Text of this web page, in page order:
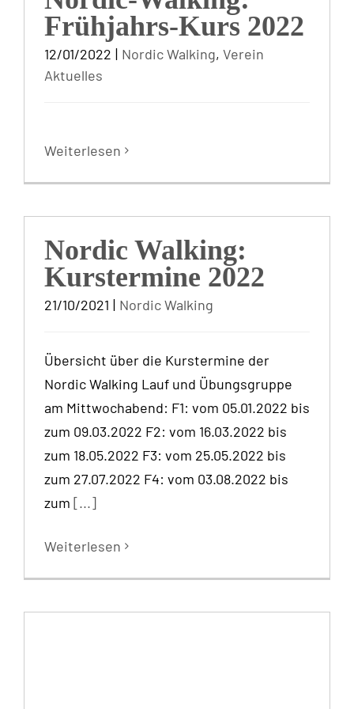
Frühjahrs-Kurs 2022
12/01/2022 | Nordic Walking, Verein
Aktuelles
Weiterlesen
Nordic Walking:
Kurstermine 2022
21/10/2021 | Nordic Walking
Übersicht über die Kurstermine der
Nordic Walking Lauf und Übungsgruppe
am Mittwochabend: F1: vom 05.01.2022 bis
zum 09.03.2022 F2: vom 16.03.2022 bis
zum 18.05.2022 F3: vom 25.05.2022 bis
zum 27.07.2022 F4: vom 03.08.2022 bis
zum [...]
Weiterlesen